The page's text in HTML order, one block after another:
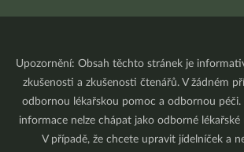
Upozornění: Obsah těchto stránek je
zkušenosti a zkušenosti čtenářů. V žádném
odbornou lékařskou pomoc a odbornou péči.
informace nelze chápat jako odborné
V případě, že chcete upravit jídelníček a